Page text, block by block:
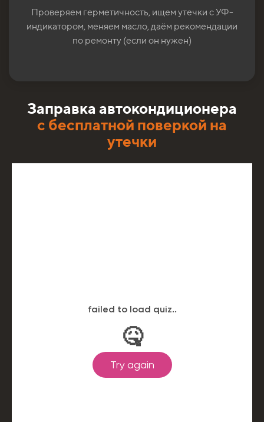
Проверяем герметичность, ищем утечки с УФ-
индикатором, меняем масло, даём рекомендации
по ремонту (если он нужен)
Заправка автокондиционера
с бесплатной поверкой на
утечки